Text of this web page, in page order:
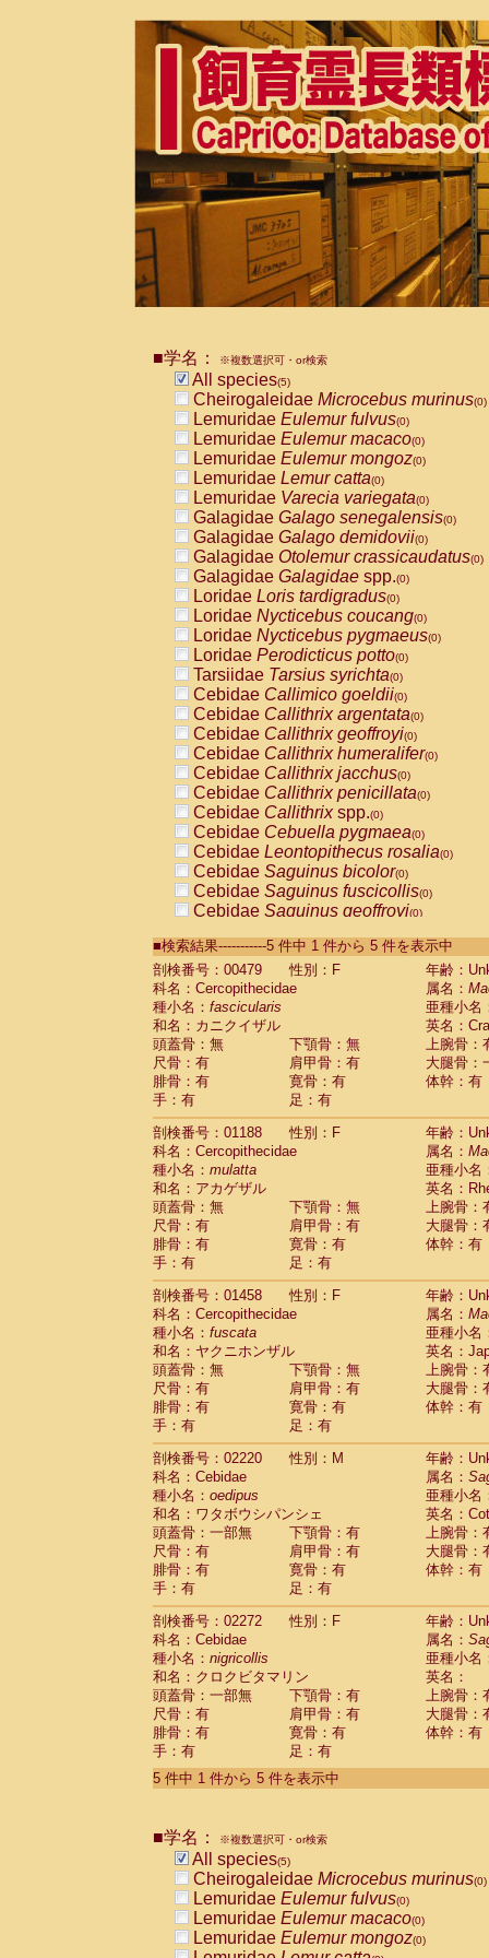
■学名： ※複数選択可・or検索
All species(5)
Cheirogaleidae Microcebus murinus(0)
Lemuridae Eulemur fulvus(0)
Lemuridae Eulemur macaco(0)
Lemuridae Eulemur mongoz(0)
Lemuridae Lemur catta(0)
Lemuridae Varecia variegata(0)
Galagidae Galago senegalensis(0)
Galagidae Galago demidovii(0)
Galagidae Otolemur crassicaudatus(0)
Galagidae Galagidae spp.(0)
Loridae Loris tardigradus(0)
Loridae Nycticebus coucang(0)
Loridae Nycticebus pygmaeus(0)
Loridae Perodicticus potto(0)
Tarsiidae Tarsius syrichta(0)
Cebidae Callimico goeldii(0)
Cebidae Callithrix argentata(0)
Cebidae Callithrix geoffroyi(0)
Cebidae Callithrix humeralifer(0)
Cebidae Callithrix jacchus(0)
Cebidae Callithrix penicillata(0)
Cebidae Callithrixspp.(0)
Cebidae Cebuella pygmaea(0)
Cebidae Leontopithecus rosalia(0)
Cebidae Saguinus bicolor(0)
Cebidae Saguinus fuscicollis(0)
Cebidae Saguinus geoffroyi(0)
CebidaeSaguinus labiatus(0)
Cebidae Saguinus leucopus (0)
CebidaeSaguinus midas
CebidaeSaguinus mystax
CebidaeSaguinus nigricollis (1)
Cebidae Saguinus oedipus
Cebidae Saguinus weddelli
Cebidae Saguinusspp.
Cebidae Aotus trivirgatus
Cebidae Cebus albifrons
CebidaeCebus apella
Cebidae
CebidaeCebus nigrivittatus
Cebidae Cebusspp.(0)
Cebidae Saimiri boliviensis
Cebidae Saimiri sciureus
Atelidae Alouatta caraya
AtelidaeAlouatta fusca
AtelidaeAlouatta seniculus
AtelidaeAlouatta
Atelidae Ateles belzebuth
Atelidae Ateles geoffroyi
Atelidae Ateles paniscus
Atelidae Atelesspp.
Atelidae Lagothrix lagothricha
AtelidaeLagothrix lagothricha cana(0)
Pitheciidae
Cacajao calvus
Pitheciidae
Callicebus cupreus(0)
Pitheciidae Callicebus donacophilus(0)
PitheciidaeCallicebus moloch(0)
Pitheciidae Callicebus torquatus(0)
Pitheciidae Callicebus
Pitheciidae Chiropotes satanas
Pitheciidae Pithecia monachus
Pitheciidae Pithecia pithecia (0)
Cercopithecidae Cercocebus agilis (0)
Cercopithecidae
Cercocebus
Cercopithecidae
Cercocebus
CercopithecidaeCercocebus
CercopithecidaeCercocebus
CercopithecidaeCercocebus hybrid(0)
CercopithecidaeCercocebus
CercopithecidaeLophocebus
CercopithecidaePapio hamadryas
Cercopithecidae
CercopithecidaePapiospp. (0)
CercopithecidaeMandrillus
CercopithecidaeMandrillus sphinx
CercopithecidaeTheropithecus
CercopithecidaeMacaca arctoides
■検索結果-----------5 件中 1 件から 5 件を表示中
剖検番号：00479
性別：F
年齢：
科名：Cercopithecidae
属名：
種小名： fascicularis
亜種小名
和名：カニクイザル
英名：
頭蓋骨：無
下顎骨：無
上腕骨：
尺骨：有
肩甲骨：有
大腿骨：
腓骨：有
寛骨：有
体幹：有
手：有
足：有
剖検番号：01188
性別：F
年齢：
科名：Cercopithecidae
属名：
種小名： mulatta
亜種小名
和名：アカゲザル
英名：
頭蓋骨：無
下顎骨：無
上腕骨：
尺骨：有
肩甲骨：有
大腿骨：
腓骨：有
寛骨：有
体幹：有
手：有
足：有
剖検番号：01458
性別：F
年齢：
科名：Cercopithecidae
属名：
種小名： fuscata
亜種小名
和名：ヤクニホンザル
英名：
頭蓋骨：無
下顎骨：無
上腕骨：
尺骨：有
肩甲骨：有
大腿骨：
腓骨：有
寛骨：有
体幹：有
手：有
足：有
剖検番号：02220
性別：M
年齢：
科名：Cebidae
属名：
種小名： oedipus
亜種小名
和名：ワタボウシパンシェ
英名：
頭蓋骨：一部無
下顎骨：有
上腕骨：
尺骨：有
肩甲骨：有
大腿骨：
腓骨：有
寛骨：有
体幹：有
手：有
足：有
剖検番号：02272
性別：F
年齢：
科名：Cebidae
属名：
種小名： nigricollis
亜種小名
和名：クロクビタマリン
英名：
頭蓋骨：一部無
下顎骨：有
上腕骨：
尺骨：有
肩甲骨：有
大腿骨：
腓骨：有
寛骨：有
体幹：有
手：有
足：有
5 件中 1 件から 5 件を表示中
■学名： ※複数選択可・or検索
All species(5)
Cheirogaleidae Microcebus murinus(0)
Lemuridae Eulemur fulvus(0)
Lemuridae Eulemur macaco(0)
Lemuridae Eulemur mongoz(0)